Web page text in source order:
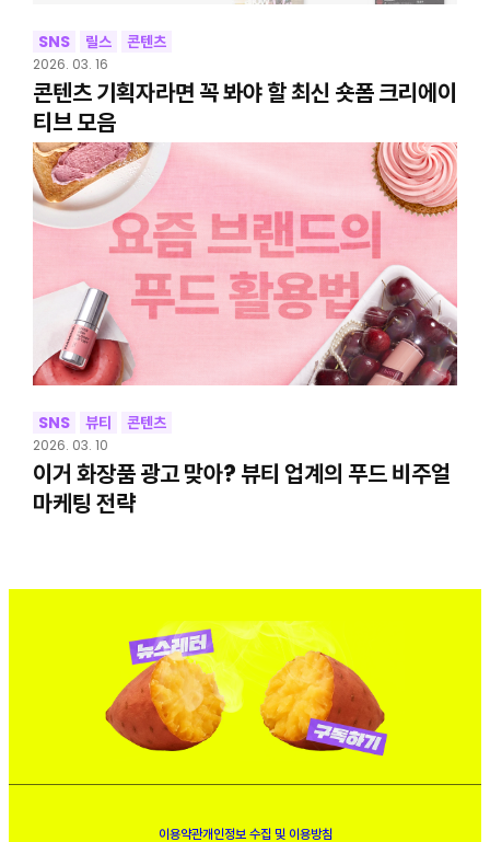
SNS 릴스 콘텐츠
2026. 03. 16
콘텐츠 기획자라면 꼭 봐야 할 최신 숏폼 크리에이
티브 모음
SNS 뷰티 콘텐츠
2026. 03. 10
이거 화장품 광고 맞아? 뷰티 업계의 푸드 비주얼
마케팅 전략
이용약관개인정보 수집 및 이용방침